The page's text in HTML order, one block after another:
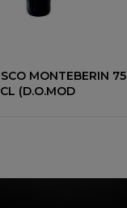
MONTEBERIN 75
CL (D.O.MOD